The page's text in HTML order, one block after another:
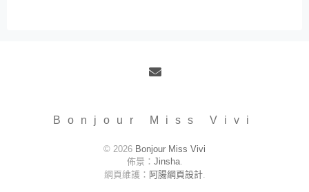
Bonjour Miss Vivi
© 2026 Bonjour Miss Vivi
佈景： Jinsha.
網頁維護： 阿腸網頁設計.